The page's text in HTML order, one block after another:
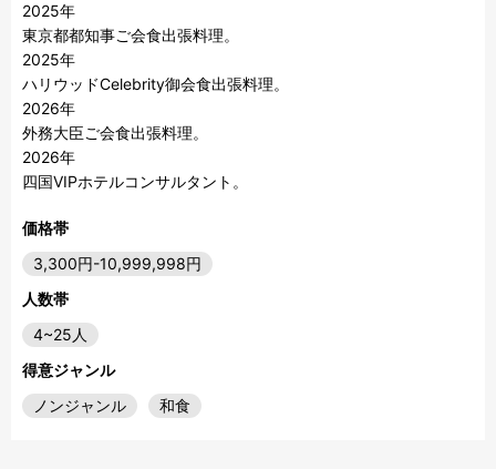
2025年
東京都都知事ご会食出張料理。
2025年
ハリウッドCelebrity御会食出張料理。
2026年
外務大臣ご会食出張料理。
2026年
価格帯
3,300円-10,999,998円
人数帯
4~25人
得意ジャンル
ノンジャンル
和食